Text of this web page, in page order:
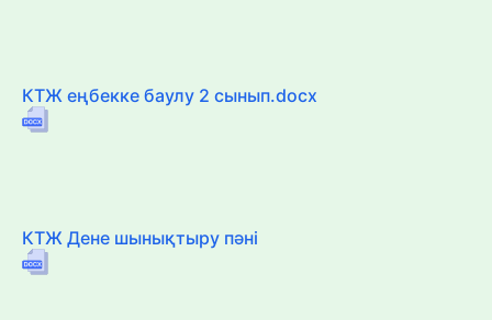
КТЖ еңбекке баулу 2 сынып.docx
КТЖ Дене шынықтыру пәні